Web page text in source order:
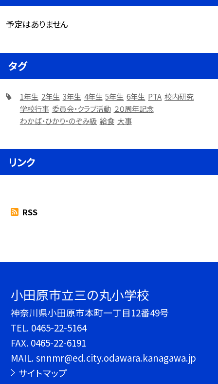
予定はありません
タグ
1年生 2年生 3年生 4年生 5年生 6年生 PTA 校内研究
学校行事 委員会・クラブ活動 ２０周年記念
わかば・ひかり・のぞみ級 給食 大事
リンク
RSS
小田原市立三の丸小学校
神奈川県小田原市本町一丁目12番49号
TEL. 0465-22-5164
FAX. 0465-22-6191
MAIL. snnmr@ed.city.odawara.kanagawa.jp
サイトマップ